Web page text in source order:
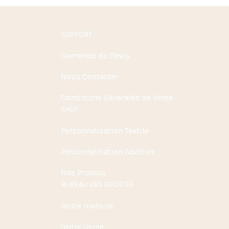
SUPPORT
Demande de Devis
Nous Contacter
Conditions Générales de Vente
SHOP
Personnalisation Textile
Personnalisation Goodies
Nos Promos
BUREAU DES GOODIES
Notre Histoire
Notre Usine